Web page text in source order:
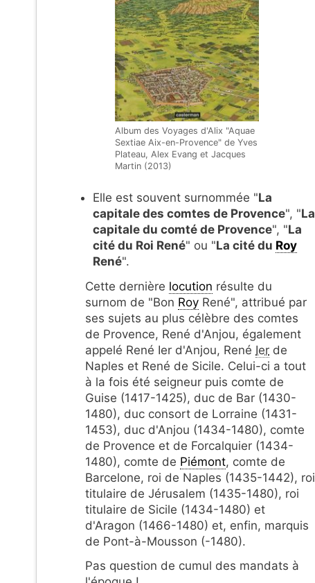
Album des Voyages d'Alix "Aquae
Sextiae Aix-en-Provence" de Yves
Plateau, Alex Evang et Jacques
Martin (2013)
Elle est souvent surnommée "La
capitale des comtes de Provence", "La
capitale du comté de Provence", "La
cité du Roi René" ou "La cité du Roy
René".
Cette dernière locution résulte du
surnom de "Bon Roy René", attribué par
ses sujets au plus célèbre des comtes
de Provence, René d'Anjou, également
appelé René Ier d'Anjou, René Ier de
Naples et René de Sicile. Celui-ci a tout
à la fois été seigneur puis comte de
Guise (1417-1425), duc de Bar (1430-
1480), duc consort de Lorraine (1431-
1453), duc d'Anjou (1434-1480), comte
de Provence et de Forcalquier (1434-
1480), comte de Piémont, comte de
Barcelone, roi de Naples (1435-1442), roi
titulaire de Jérusalem (1435-1480), roi
titulaire de Sicile (1434-1480) et
d'Aragon (1466-1480) et, enfin, marquis
de Pont-à-Mousson (-1480).
Pas question de cumul des mandats à